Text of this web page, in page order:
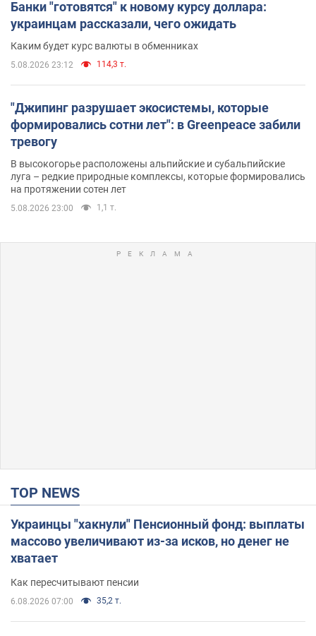
Банки "готовятся" к новому курсу доллара:
украинцам рассказали, чего ожидать
Каким будет курс валюты в обменниках
5.08.2026 23:12 114,3 т.
"Джипинг разрушает экосистемы, которые
формировались сотни лет": в Greenpeace забили
тревогу
В высокогорье расположены альпийские и субальпийские
луга – редкие природные комплексы, которые формировались
на протяжении сотен лет
5.08.2026 23:00 1,1 т.
TOP NEWS
Украинцы "хакнули" Пенсионный фонд: выплаты
массово увеличивают из-за исков, но денег не
хватает
Как пересчитывают пенсии
6.08.2026 07:00 35,2 т.